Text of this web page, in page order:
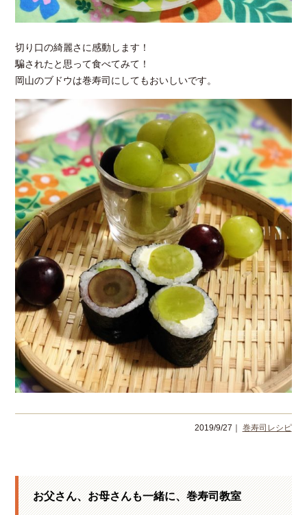
切り口の綺麗さに感動します！
騙されたと思って食べてみて！
岡山のブドウは巻寿司にしてもおいしいです。
2019/9/27｜ 巻寿司レシピ
お父さん、お母さんも一緒に、巻寿司教室